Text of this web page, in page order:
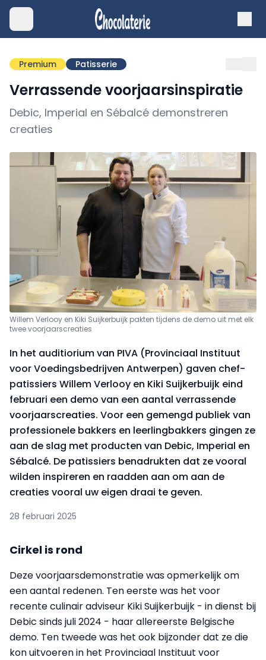
Premium Patisserie
Verrassende voorjaarsinspiratie
Debic, Imperial en Sébalcé demonstreren
creaties
Willem Verlooy en Kiki Suijkerbuijk pakten tijdens de demo uit met elk
twee voorjaarscreaties
In het auditiorium van PIVA (Provinciaal Instituut
voor Voedingsbedrijven Antwerpen) gaven chef-
patissiers Willem Verlooy en Kiki Suijkerbuijk eind
februari een demo van een aantal verrassende
voorjaarscreaties. Voor een gemengd publiek van
professionele bakkers en leerlingbakkers gingen ze
aan de slag met producten van Debic, Imperial en
Sébalcé. De patissiers benadrukten dat ze vooral
wilden inspireren en raadden aan om aan de
creaties vooral uw eigen draai te geven.
28 februari 2025
Cirkel is rond
Deze voorjaarsdemonstratie was opmerkelijk om
een aantal redenen. Ten eerste was het voor
recente culinair adviseur Kiki Suijkerbuijk - in dienst bij
Debic sinds juli 2024 - haar allereerste Belgische
demo. Ten tweede was het ook bijzonder dat ze die
kon uitvoeren in het Provinciaal Instituut voor